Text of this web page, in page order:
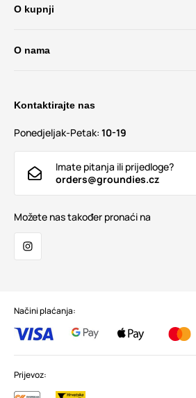
O kupnji
O nama
Kontaktirajte nas
Ponedjeljak-Petak: 10-19
Imate pitanja ili prijedloge?
orders@groundies.cz
Možete nas također pronaći na
Načini plaćanja:
Prijevoz: